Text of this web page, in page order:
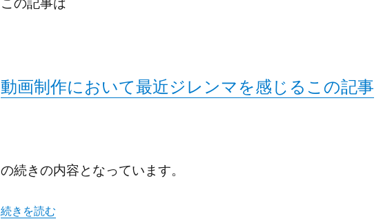
動画制作において最近ジレンマを感じるこの記事
の続きの内容となっています。
“動画を作って教育することは必須！！ビジネスでも私生活でも万能です。” の
続きを読む